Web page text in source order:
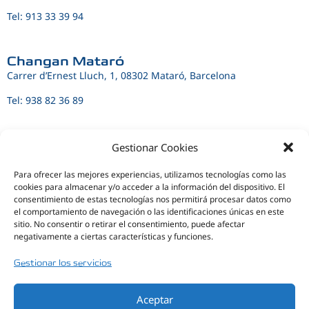
Gestionar Cookies
Para ofrecer las mejores experiencias, utilizamos tecnologías como las
cookies para almacenar y/o acceder a la información del dispositivo. El
consentimiento de estas tecnologías nos permitirá procesar datos como
el comportamiento de navegación o las identificaciones únicas en este
sitio. No consentir o retirar el consentimiento, puede afectar
negativamente a ciertas características y funciones.
Gestionar los servicios
Aceptar
Tel: 913 33 39 94
Changan Mataró
Carrer d’Ernest Lluch, 1, 08302 Mataró, Barcelona
Tel: 938 82 36 89
Changan Girona
Girona
Tel:972 21 55 65
Changan Castellón
Próximamente